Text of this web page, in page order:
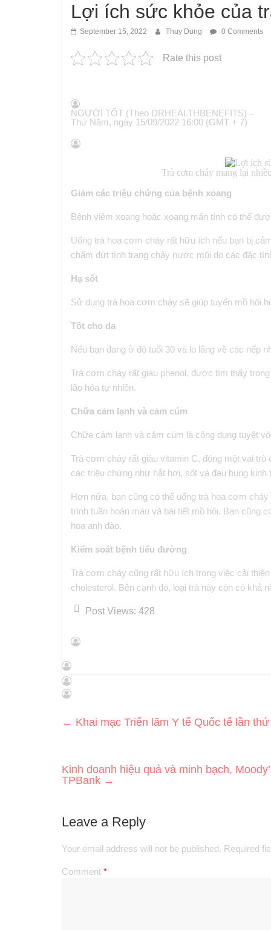
Lợi ích sức khỏe của
September 15, 2022 Thuy Dung 0 Comments
Rate this post
NGƯỜI TỐT (Theo DRHEALTHBENEFITS) –
Thứ Năm, ngày 15/09/2022 16:00 (GMT + 7)
Trà cơm cháy mang lại
Giảm các triệu chứng của bệnh xoang
Bệnh viêm xoang hoặc xoang mãn tính có thể
Uống trà hoa cơm cháy rất hữu ích nếu bạn bị
chấm dứt tình trạng chảy nước mũi do các đặc
Hạ sốt
Sử dụng trà hoa cơm cháy sẽ giúp tuyến mồ hôi
Tốt cho da
Nếu bạn đang ở độ tuổi 30 và lo lắng về các nếp
Trà cơm cháy rất giàu phenol, được tìm thấy
lão hóa tự nhiên.
Chữa cảm lạnh và cảm cúm
Chữa cảm lạnh và cảm cúm là công dụng tuyệt
Trà cơm cháy rất giàu vitamin C, đóng một vai
các triệu chứng như hắt hơi, sốt và đau bụng
Hơn nữa, bạn cũng có thể uống trà hoa cơm
trình tuần hoàn máu và bài tiết mồ hôi. Bạn cũng
hoa anh đào.
Kiểm soát bệnh tiểu đường
Trà cơm cháy cũng rất hữu ích trong việc cải
cholesterol. Bên cạnh đó, loại trà này còn có khả
Post Views: 428
← Khai mạc Triển lãm Y tế Quốc tế lần thứ
Kinh doanh hiệu quả và minh bạch,
TPBank →
Leave a Reply
Your email address will not be published. Required
Comment *